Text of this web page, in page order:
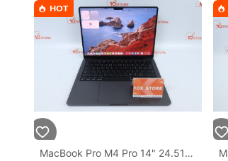
HOT
MacBook Pro M4 Pro 14" 24.512GB